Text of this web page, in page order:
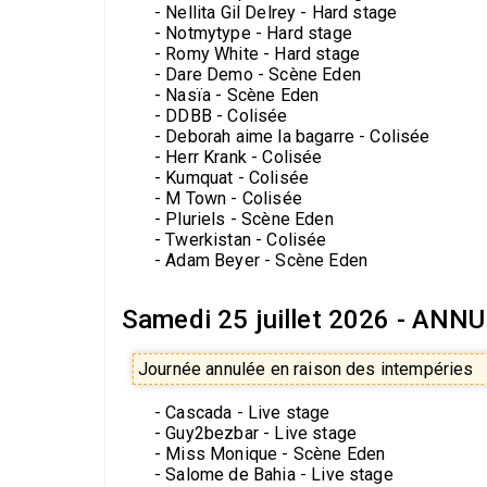
- Nellita Gil Delrey - Hard stage
- Notmytype - Hard stage
- Romy White - Hard stage
- Dare Demo - Scène Eden
- Nasïa - Scène Eden
- DDBB - Colisée
- Deborah aime la bagarre - Colisée
- Herr Krank - Colisée
- Kumquat - Colisée
- M Town - Colisée
- Pluriels - Scène Eden
- Twerkistan - Colisée
- Adam Beyer - Scène Eden
Samedi 25 juillet 2026 -
Journée annulée en raison des intempéries
- Cascada - Live stage
- Guy2bezbar - Live stage
- Miss Monique - Scène Eden
- Salome de Bahia - Live stage